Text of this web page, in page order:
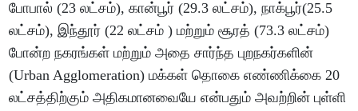
போபால் (23 லட்சம்), கான்பூர் (29.3 லட்சம்), நாக்பூர்(25.5
லட்சம்), இந்தூர் (22 லட்சம் ) மற்றும் சூரத் (73.3 லட்சம்)
போன்ற நகரங்கள் மற்றும் அதை சார்ந்த புறநகர்களின்
(Urban Agglomeration) மக்கள் தொகை எண்ணிக்கை 20
லட்சத்திற்கும் அதிகமானவையே என்பதும் அவற்றின் புள்ளி